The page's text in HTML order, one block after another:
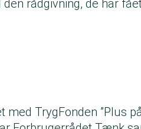
rådgivning, de har
med TrygFonden ”Plus